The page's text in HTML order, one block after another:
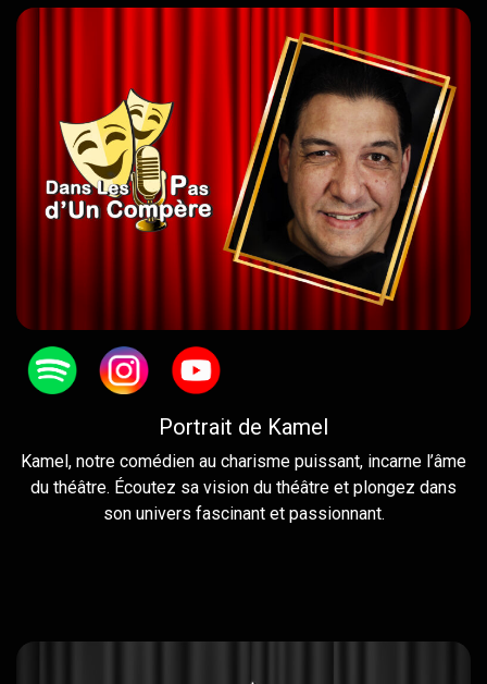
Portrait de Kamel
Kamel, notre comédien au charisme puissant, incarne l’âme
du théâtre. Écoutez sa vision du théâtre et plongez dans
son univers fascinant et passionnant.